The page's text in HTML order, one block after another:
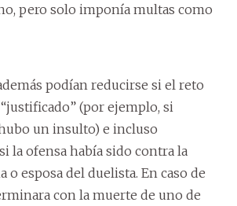
pero solo imponía multas como
podían reducirse si el reto
(por ejemplo, si
un insulto) e incluso
la ofensa había sido contra la
o esposa del duelista. En caso de
con la muerte de uno de